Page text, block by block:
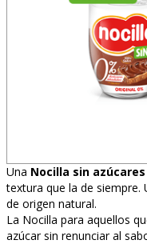
Una Nocilla sin
textura que la de siempre.
de origen natural.
La Nocilla para aquellos
azúcar sin renunciar al